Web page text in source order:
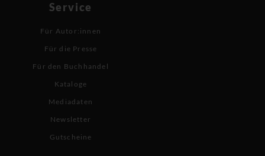
Service
Für Autor:innen
Für die Presse
Für den Buchhandel
Kataloge
Mediadaten
Newsletter
Gutscheine